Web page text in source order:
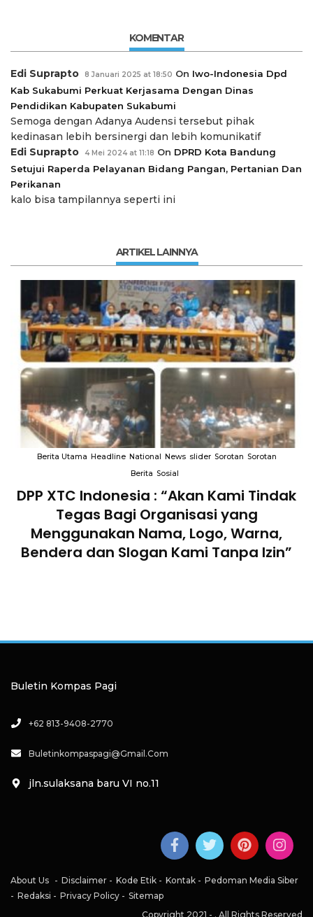
KOMENTAR
Edi Suprapto 8 Januari 2025 at 18:50 On Iwo-Indonesia Dpd
Kab Sukabumi Perkuat Kerjasama Dengan Dinas
Pendidikan Kabupaten Sukabumi
Semoga dengan Adanya Audensi tersebut pihak
kedinasan lebih bersinergi dan lebih komunikatif
Edi Suprapto
4 Mei 2024 at 11:18 On DPRD Kota Bandung
Setujui Raperda Pelayanan Bidang Pangan, Pertanian Dan
Perikanan
kalo bisa tampilannya seperti ini
ARTIKEL LAINNYA
Berita Utama Headline National News slider Sorotan Sorotan
Berita Sosial
Terkait “XTC Sexy Road”, Ketua Dewan
Pendiri : “Penggunaan Nama Tersebut
Telah Melanggar Ketentuan
Perundang-undangan”
Buletin Kompas Pagi
+62 813-9408-2770
Buletinkompaspagi@gmail.com
jln.sulaksana baru VI no.11
About Us Disclaimer Kode Etik Kontak
Pedoman Media Siber
Redaksi
Privacy Policy
Sitemap
Copyright 2021 - . All Rights Reserved